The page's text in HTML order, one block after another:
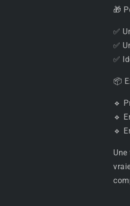
🎁
✅
✅
✅
📦
🔹
🔹
🔹